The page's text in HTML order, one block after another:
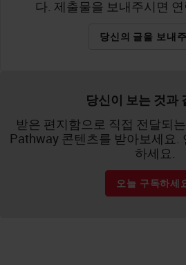
다. 제출물을 보내주시면
당신의 글을 보내
당신이 보는 것과
받은 편지함으로 직접 전달되
Pathway 콘텐츠를 받아보세요.
하세요.
오늘 구독하세